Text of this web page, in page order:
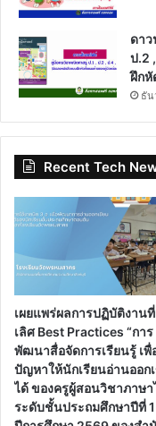
ดา
ป.2
ฝึกหั
ธัน
Recent Tech
เผยแพร่ผลการปฏิบัติงาน
เลิศ Best Practices “การ
พัฒนาสื่อจัดการเรียนรู้ เพื่
ปัญหาให้นักเรียนอ่านออก
ได้ ของครูผู้สอนวิชาภาษา
ระดับชั้นประถมศึกษาปีที่ 1